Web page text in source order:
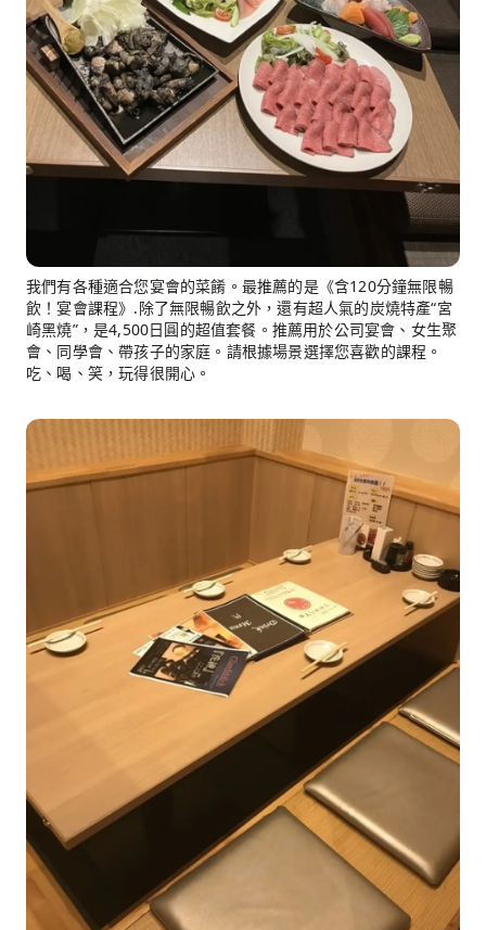
我們有各種適合您宴會的菜餚。最推薦的是《含120分鐘無限暢
飲！宴會課程》.除了無限暢飲之外，還有超人氣的炭燒特產“宮
崎黑燒”，是4,500日圓的超值套餐。推薦用於公司宴會、女生聚
會、同學會、帶孩子的家庭。請根據場景選擇您喜歡的課程。
吃、喝、笑，玩得很開心。